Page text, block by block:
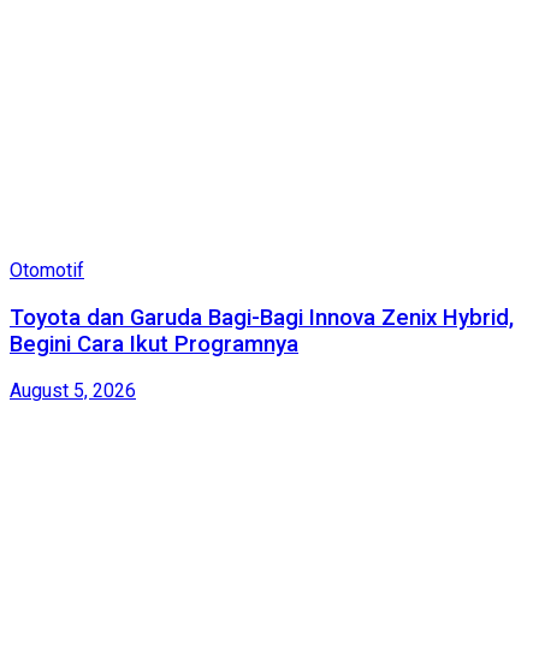
Otomotif
Toyota dan Garuda Bagi-Bagi Innova Zenix Hybrid,
Begini Cara Ikut Programnya
August 5, 2026